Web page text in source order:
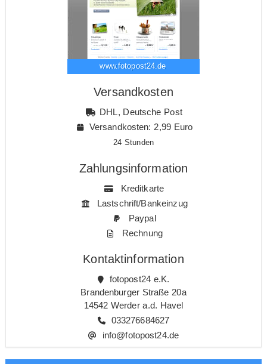
www.fotopost24.de
Versandkosten
DHL, Deutsche Post
Versandkosten: 2,99 Euro
24 Stunden
Zahlungsinformation
Kreditkarte
Lastschrift/Bankeinzug
Paypal
Rechnung
Kontaktinformation
fotopost24 e.K.
Brandenburger Straße 20a
14542 Werder a.d. Havel
033276684627
info@fotopost24.de